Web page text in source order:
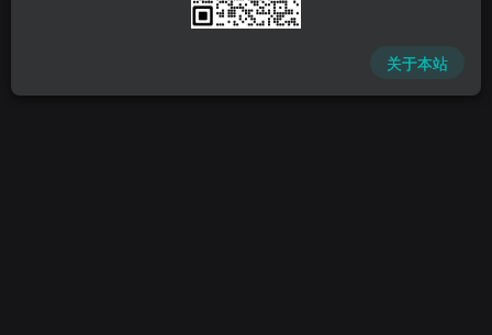
关于本站